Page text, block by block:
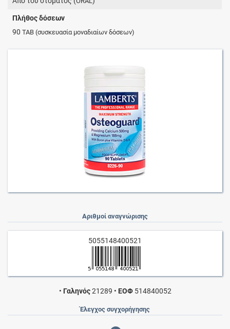
Πλήθος δόσεων
90TAB (συσκευασία μοναδιαίων δόσεων)
Αριθμοί αναγνώρισης
5055148400521
• Γαληνός21289 • ΕΟΦ514840052
Έλεγχος συγχορήγησης